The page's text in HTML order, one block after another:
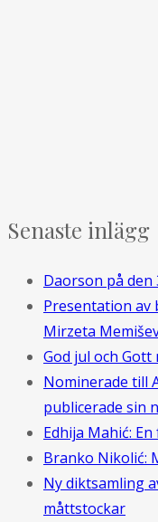
Senaste inlägg
Daorson på den
Presentation av
Mirzeta
God jul och Gott
Nominerade till
publicerade sin
Edhija Mahić:
Branko Nikolić:
Ny diktsamling
måttstockar